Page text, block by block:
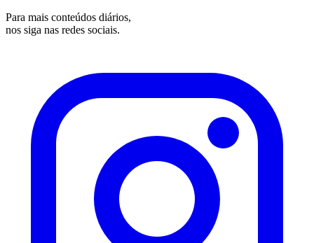
Para mais conteúdos diários,
nos siga nas redes sociais.